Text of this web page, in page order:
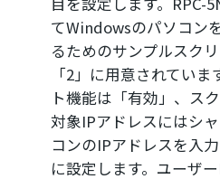
てWindowsのパソコン
るためのサンプルスク
「2」に用意されてい
ト機能は「有効」、ス
対象IPアドレスにはシ
コンのIPアドレスを入
に設定します。ユーザ